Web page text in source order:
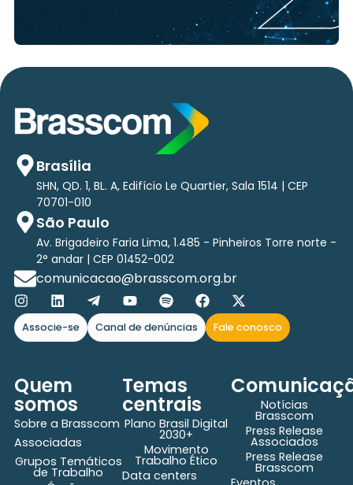
Brasília
SHN, QD. 1, BL. A, Edifício Le Quartier, Sala 1514 | CEP
70701-010
São Paulo
Av. Brigadeiro Faria Lima, 1.485 - Pinheiros Torre norte -
2° andar | CEP 01452-002
comunicacao@brasscom.org.br
Associe-se Canal de denúncias Fale conosco
Quem
somos
Sobre a Brasscom
Associadas
Grupos Temáticos
de Trabalho
Temas
centrais
Plano Brasil Digital
2030+
Movimento
Trabalho Ético
Data centers
Notícias
Brasscom
Press Release
Associados
Press Release
Brasscom